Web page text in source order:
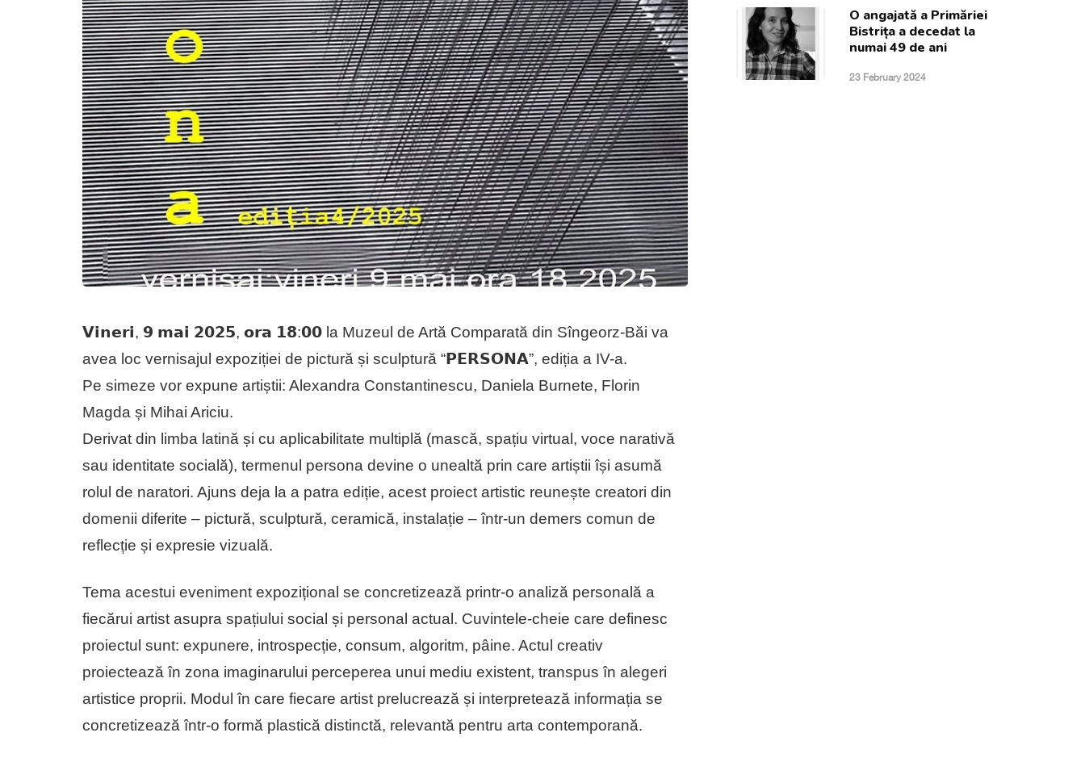
𝗩𝗶𝗻𝗲𝗿𝗶, 𝟵 𝗺𝗮𝗶 𝟮𝟬𝟮𝟱, 𝗼𝗿𝗮 𝟭𝟴:𝟬𝟬 la Muzeul de Artă Comparată din Sîngeorz-Băi va
avea loc vernisajul expoziției de pictură și sculptură “𝗣𝗘𝗥𝗦𝗢𝗡𝗔”, ediția a IV-a.
Pe simeze vor expune artiștii: Alexandra Constantinescu, Daniela Burnete, Florin
Magda și Mihai Ariciu.
Derivat din limba latină și cu aplicabilitate multiplă (mască, spațiu virtual, voce narativă
sau identitate socială), termenul persona devine o unealtă prin care artiștii își asumă
rolul de naratori. Ajuns deja la a patra ediție, acest proiect artistic reunește creatori din
domenii diferite – pictură, sculptură, ceramică, instalație – într-un demers comun de
reflecție și expresie vizuală.
Tema acestui eveniment expozițional se concretizează printr-o analiză personală a
fiecărui artist asupra spațiului social și personal actual. Cuvintele-cheie care definesc
proiectul sunt: expunere, introspecție, consum, algoritm, pâine. Actul creativ
proiectează în zona imaginarului perceperea unui mediu existent, transpus în alegeri
artistice proprii. Modul în care fiecare artist prelucrează și interpretează informația se
concretizează într-o formă plastică distinctă, relevantă pentru arta contemporană.
O angajată a Primăriei
Bistrița a decedat la
numai 49 de ani
23 February 2024